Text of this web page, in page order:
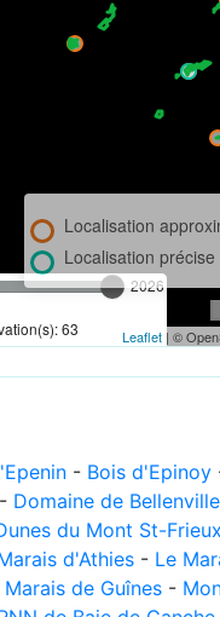
2026
63
Localisation
Localisation précise
Leaflet| ©
- Bois d'Epinoy
Domaine de Bellenville
du Mont St-
d'Athies - Le
Marais de Guînes -